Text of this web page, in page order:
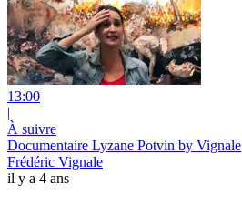
13:00
|
À suivre
Documentaire Lyzane Potvin by Vignale
Frédéric Vignale
il y a 4 ans